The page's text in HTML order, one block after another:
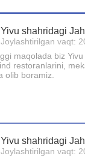
Yivu shahridagi
Joylashtirilgan vaqt:
maqolada biz
restoranlarini,
olib boramiz.
Yivu shahridagi
Joylashtirilgan vaqt: